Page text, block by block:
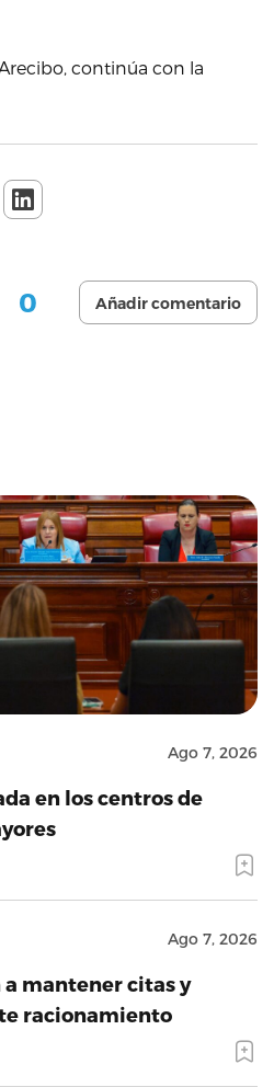
continúa con la
0 Añadir comentario
Ago 7, 2026
en los centros de
Ago 7, 2026
mantener citas y
racionamiento